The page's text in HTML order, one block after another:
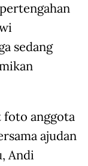
sedang
foto anggota
ajudan
Andi